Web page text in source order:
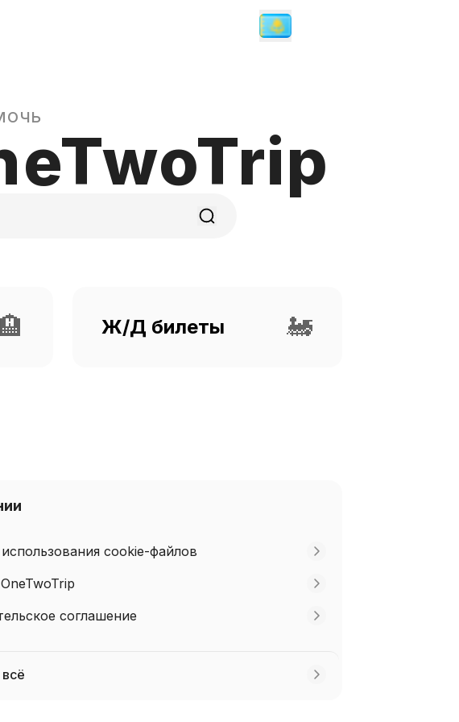
🏨 Ж/Д билеты 🚂
cookie-файлов
соглашение